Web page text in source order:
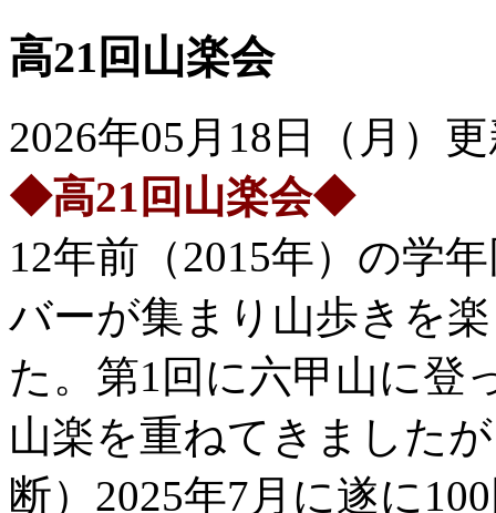
高21回山楽会
2026年05月18日（月）
◆高21回山楽会◆
12年前（2015年）の学
バーが集まり山歩きを
た。第1回に六甲山に登
山楽を重ねてきました
断）2025年7月に遂に